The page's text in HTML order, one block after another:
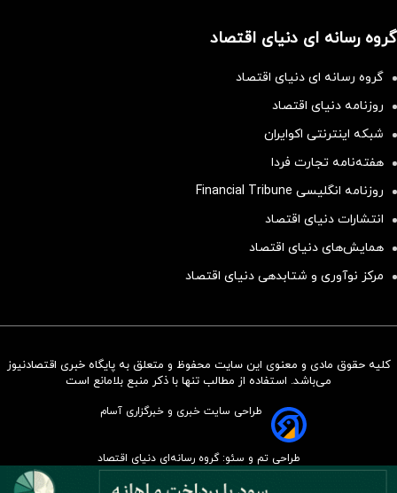
سرمایه‌گذاری همسنگ با شاخص
گروه رسانه ای دنیای اقتصاد
گروه رسانه ای دنیای اقتصاد
روزنامه دنیای اقتصاد
شبکه اینترنتی اکوایران
هفته‌نامه تجارت فردا
روزنامه انگلیسی Financial Tribune
انتشارات دنیای اقتصاد
همایش‌های دنیای اقتصاد
مرکز نوآوری و شتابدهی دنیای اقتصاد
کلیه حقوق مادی و معنوی این سایت محفوظ و متعلق به پایگاه خبری اقتصادنیوز
می‌باشد. استفاده از مطالب تنها با ذکر منبع بلامانع است
طراحی سایت خبری و خبرگزاری آسام
طراحی تم و سئو: گروه رسانه‌ای دنیای اقتصاد